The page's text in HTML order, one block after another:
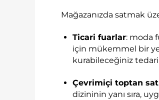
Mağazanızda satmak
Ticari fuarlar: moda
için mükemmel bir
kurabileceğiniz
Çevrimiçi toptan
dizininin yanı sıra,